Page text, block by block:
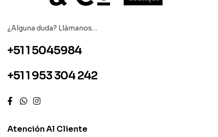
¿Alguna duda? Llámanos…
+51 1 5045984
+51 1 953 304 242
Atención Al Cliente